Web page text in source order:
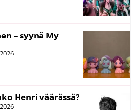
– syynä My
Henri väärässä?